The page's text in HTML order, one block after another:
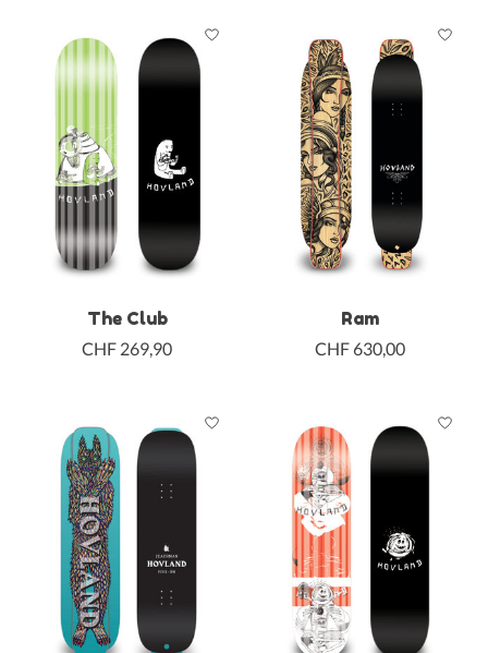
The Club
CHF 269,90
Ram
CHF 630,00